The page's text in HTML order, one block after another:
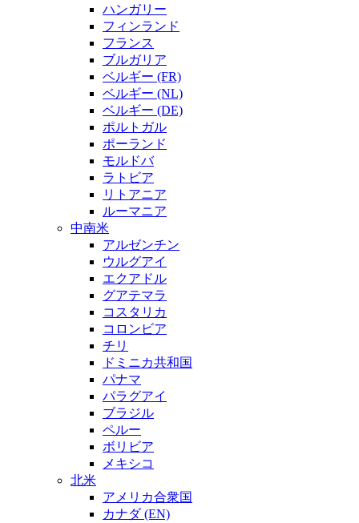
ハンガリー
フィンランド
フランス
ブルガリア
ベルギー (FR)
ベルギー (NL)
ベルギー (DE)
ポルトガル
ポーランド
モルドバ
ラトビア
リトアニア
ルーマニア
中南米
アルゼンチン
ウルグアイ
エクアドル
グアテマラ
コスタリカ
コロンビア
チリ
ドミニカ共和国
パナマ
パラグアイ
ブラジル
ペルー
ボリビア
メキシコ
北米
アメリカ合衆国
カナダ (EN)